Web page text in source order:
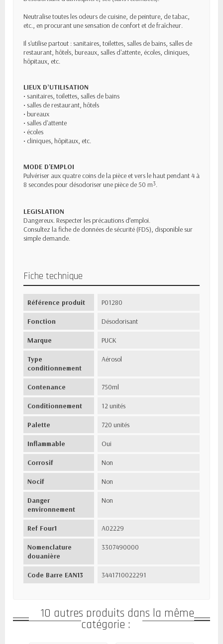
Neutralise toutes les odeurs de cuisine, de peinture, de tabac,
etc., en procurant une sensation de confort et de fraîcheur.
Il s'utilise partout : sanitaires, toilettes, salles de bains, salles de
restaurant, hôtels, bureaux, salles d'attente, écoles, cliniques,
hôpitaux, etc.
LIEUX D’UTILISATION
• sanitaires, toilettes, salles de bains
• salles de restaurant, hôtels
• bureaux
• salles d'attente
• écoles
• cliniques, hôpitaux, etc.
MODE D'EMPLOI
Pulvériser aux quatre coins de la pièce et vers le haut pendant 4 à
8 secondes pour désodoriser une pièce de 50 m³.
LEGISLATION
Dangereux. Respecter les précautions d’emploi.
Consultez la fiche de données de sécurité (FDS), disponible sur
simple demande.
Fiche technique
Référence produit P01280
Fonction Désodorisant
Marque PUCK
Type
conditionnement
Aérosol
Contenance 750ml
Conditionnement 12 unités
Palette 720 unités
Inflammable Oui
Corrosif Non
Nocif Non
Danger
environnement
Non
Ref Four1 A02229
Nomenclature
douanière
3307490000
Code Barre EAN13 3441710022291
10 autres produits dans la même
catégorie :